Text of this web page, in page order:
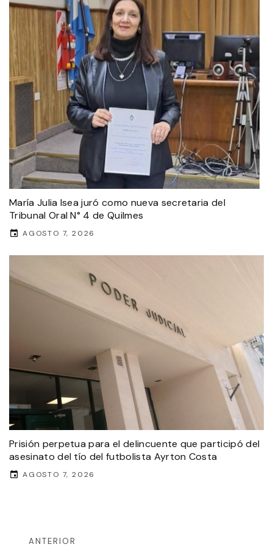
María Julia Isea juró como nueva secretaria del
Tribunal Oral N° 4 de Quilmes
AGOSTO 7, 2026
Prisión perpetua para el delincuente que participó del
asesinato del tío del futbolista Ayrton Costa
AGOSTO 7, 2026
ANTERIOR